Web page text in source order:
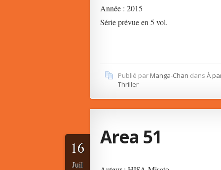
Année : 2015
Série prévue en 5 vol.
Publié par Manga-Chan dans À
Thriller
Area 51
16
Juil